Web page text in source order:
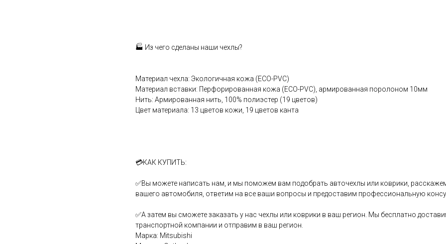
🏭 Из чего сделаны наши чехлы?
Материал чехла: Экологичная кожа (ЕСО-РVС)
Материал вставки: Перфорированная кожа (ЕСО-РVС), армированная поролоном 10мм
Нить: Армированная нить, 100% полиэстер (19 цветов)
Цвет материала: 13 цветов кожи, 19 цветов канта
💳КАК КУПИТЬ:
✅Вы можете написать нам, и мы поможем вам подобрать авточехлы или коврики,
вашего автомобиля, ответим на все ваши вопросы и предоставим профессиональную
✅А затем вы сможете заказать у нас чехлы или коврики в ваш регион. Мы бесплатно
транспортной компании и отправим в ваш регион.
Марка: Mitsubishi